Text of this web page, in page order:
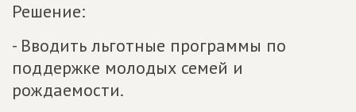
Решение:
- Вводить льготные программы по
поддержке молодых семей и
рождаемости.